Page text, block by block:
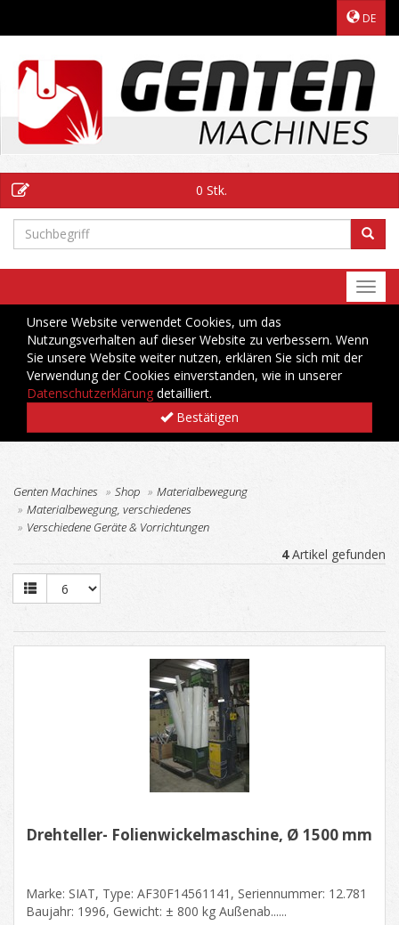
DE
0 Stk.
Unsere Website verwendet Cookies, um das
Nutzungsverhalten auf dieser Website zu verbessern. Wenn
Sie unsere Website weiter nutzen, erklären Sie sich mit der
Verwendung der Cookies einverstanden, wie in unserer
Datenschutzerklärung detailliert.
Bestätigen
Genten Machines Shop
Materialbewegung
Materialbewegung, verschiedenes
Verschiedene Geräte & Vorrichtungen
4Artikel gefunden
Drehteller- Folienwickelmaschine, Ø 1500 mm
Marke: SIAT, Type: AF30F14561141, Seriennummer: 12.781
Baujahr: 1996, Gewicht: ± 800 kg Außenab......